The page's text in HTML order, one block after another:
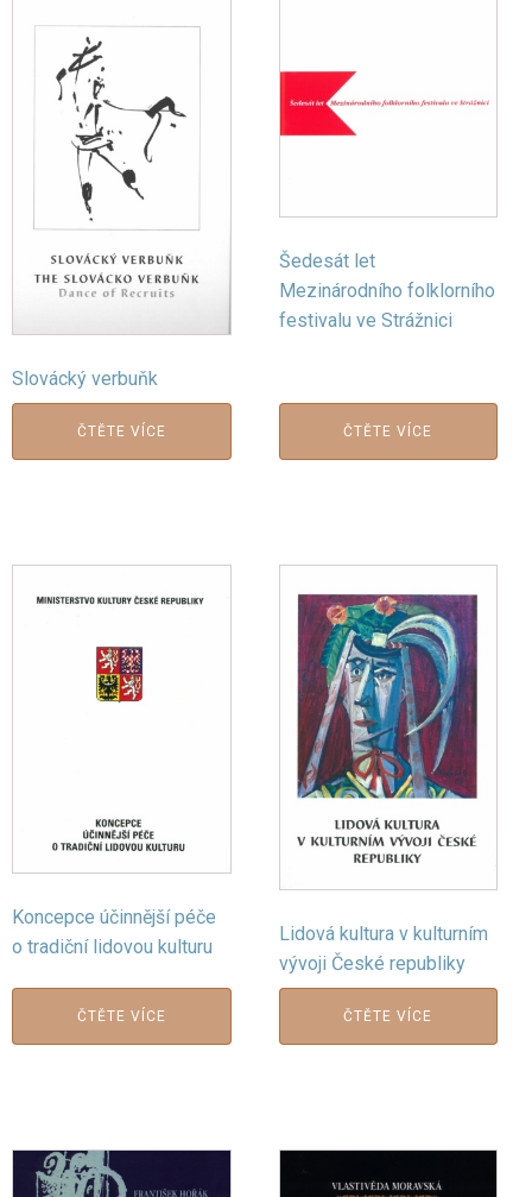
Slovácký verbuňk
ČTĚTE VÍCE
Šedesát let
Mezinárodního folklorního
festivalu ve Strážnici
ČTĚTE VÍCE
Koncepce účinnější péče
o tradiční lidovou kulturu
ČTĚTE VÍCE
Lidová kultura v kulturním
vývoji České republiky
ČTĚTE VÍCE